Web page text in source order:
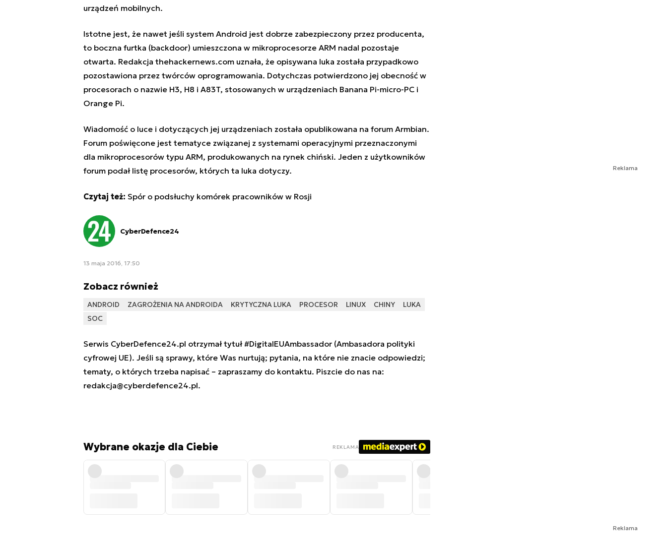
urządzeń mobilnych.
Istotne jest, że nawet jeśli system Android jest dobrze zabezpieczony przez producenta,
to boczna furtka (backdoor) umieszczona w mikroprocesorze ARM nadal pozostaje
otwarta. Redakcja thehackernews.com uznała, że opisywana luka została przypadkowo
pozostawiona przez twórców oprogramowania. Dotychczas potwierdzono jej obecność w
procesorach o nazwie H3, H8 i A83T, stosowanych w urządzeniach Banana Pi-micro-PC i
Orange Pi.
Wiadomość o luce i dotyczących jej urządzeniach została opublikowana na forum Armbian.
Forum poświęcone jest tematyce związanej z systemami operacyjnymi przeznaczonymi
dla mikroprocesorów typu ARM, produkowanych na rynek chiński. Jeden z użytkowników
forum podał listę procesorów, których ta luka dotyczy.
Czytaj też: Spór o podsłuchy komórek pracowników w Rosji
CyberDefence24
13 maja 2016, 17:50
Zobacz również
ANDROID ZAGROŻENIA NA ANDROIDA KRYTYCZNA LUKA PROCESOR LINUX CHINY
LUKA
SOC
Serwis CyberDefence24.pl otrzymał tytuł #DigitalEUAmbassador (Ambasadora polityki
cyfrowej UE). Jeśli są sprawy, które Was nurtują; pytania, na które nie znacie odpowiedzi;
tematy, o których trzeba napisać – zapraszamy do kontaktu. Piszcie do nas na:
redakcja@cyberdefence24.pl.
Wybrane okazje dla Ciebie REKLAMA
Reklama
Reklama